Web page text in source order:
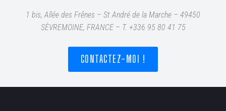
1 bis, Allée des Frênes – St André de la Marche – 49450
SÈVREMOINE, FRANCE – T. +336 95 80 41 75
CONTACTEZ-MOI !